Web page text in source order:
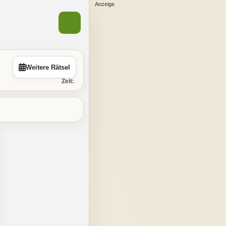
Weitere Rätsel
Zeit: